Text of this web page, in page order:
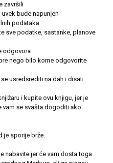
završili
bude napunjen
podataka
sve podatke, sastanke, planove
odgovora
nego bilo kome odgovorite
usredsrediti na dah i disati.
i kupite ovu knjigu, jer je
vam se svašta dogoditi ako
je sporije brže.
nabavite jer će vam dosta toga